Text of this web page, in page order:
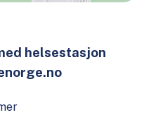
helsestasjon